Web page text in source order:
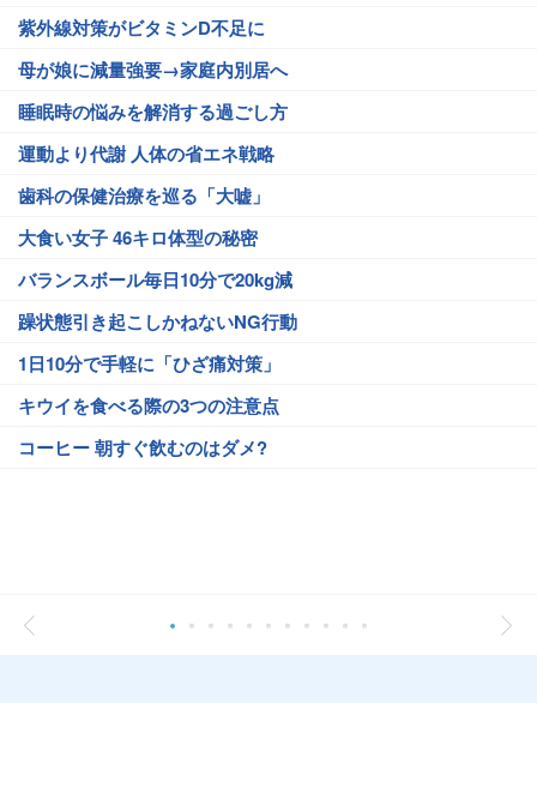
紫外線対策がビタミンD不足に
母が娘に減量強要→家庭内別居へ
睡眠時の悩みを解消する過ごし方
運動より代謝 人体の省エネ戦略
歯科の保健治療を巡る「大嘘」
大食い女子 46キロ体型の秘密
バランスボール毎日10分で20kg減
躁状態引き起こしかねないNG行動
1日10分で手軽に「ひざ痛対策」
キウイを食べる際の3つの注意点
コーヒー 朝すぐ飲むのはダメ?